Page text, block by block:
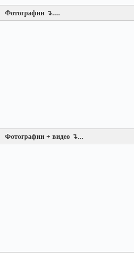
Фотографии ↴....
Фотографии + видео ↴...